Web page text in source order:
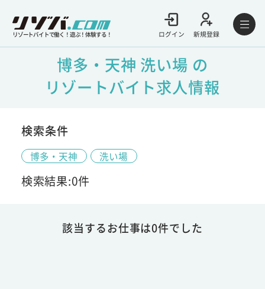
リゾートバイトで働く！遊ぶ！体験する！ ログイン 新規登録
博多・天神 洗い場 の
リゾートバイト求人情報
検索条件
博多・天神 洗い場
検索結果:0件
該当するお仕事は0件でした